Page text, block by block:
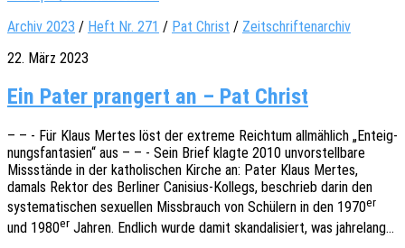
Archiv 2023 / Heft Nr. 271 / Pat Christ / Zeitschriftenarchiv
22. März 2023
Ein Pater prangert an – Pat Christ
– – - Für Klaus Mertes löst der extre­me Reich­tum allmäh­lich „Enteig­
nungs­fan­ta­sien“ aus – – - Sein Brief klagte 2010 unvor­stell­ba­re
Miss­stän­de in der katho­li­schen Kirche an: Pater Klaus Mertes,
damals Rektor des Berli­ner Cani­­si­us-Kollegs, beschrieb darin den
syste­ma­ti­schen sexu­el­len Miss­brauch von Schü­lern in den 1970er
und 1980er Jahren. Endlich wurde damit skan­da­li­siert, was jahrelang…